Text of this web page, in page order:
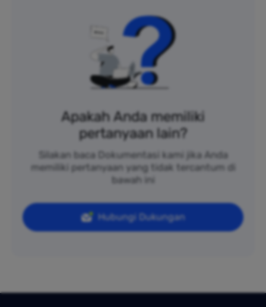
Apakah Anda memiliki
pertanyaan lain?
Silakan baca Dokumentasi kami jika Anda
memiliki pertanyaan yang tidak tercantum di
bawah ini
Hubungi Dukungan